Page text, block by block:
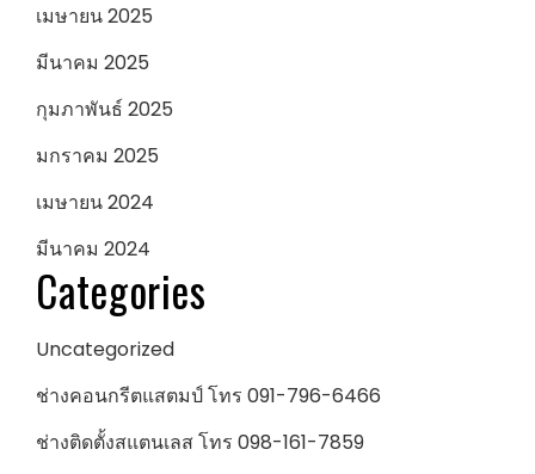
เมษายน 2025
มีนาคม 2025
กุมภาพันธ์ 2025
มกราคม 2025
เมษายน 2024
มีนาคม 2024
Categories
Uncategorized
ช่างคอนกรีตแสตมป์ โทร 091-796-6466
ช่างติดตั้งสแตนเลส โทร 098-161-7859